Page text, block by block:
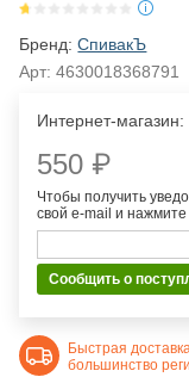
Бренд:СпивакЪ
Арт:4630018368791
Интернет-магазин:
550 ₽
Чтобы получить
свой e-mail и
Сообщить о
Быстрая
большинство